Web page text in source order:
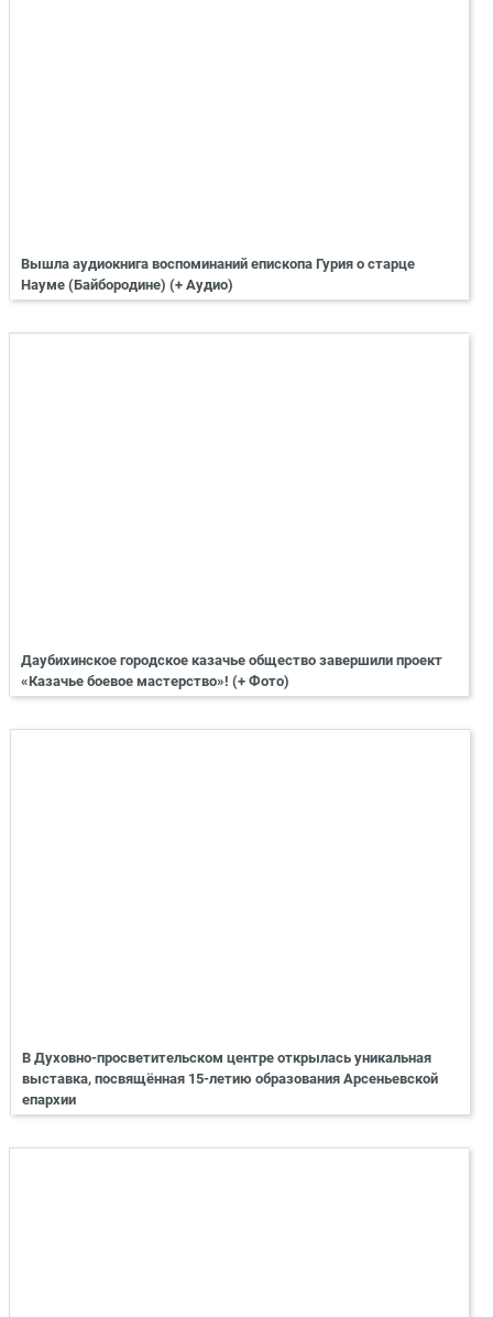
Вышла аудиокнига воспоминаний епископа Гурия о старце
Науме (Байбородине) (+ Аудио)
Даубихинское городское казачье общество завершили проект
«Казачье боевое мастерство»! (+ Фото)
В Духовно-просветительском центре открылась уникальная
выставка, посвящённая 15-летию образования Арсеньевской
епархии